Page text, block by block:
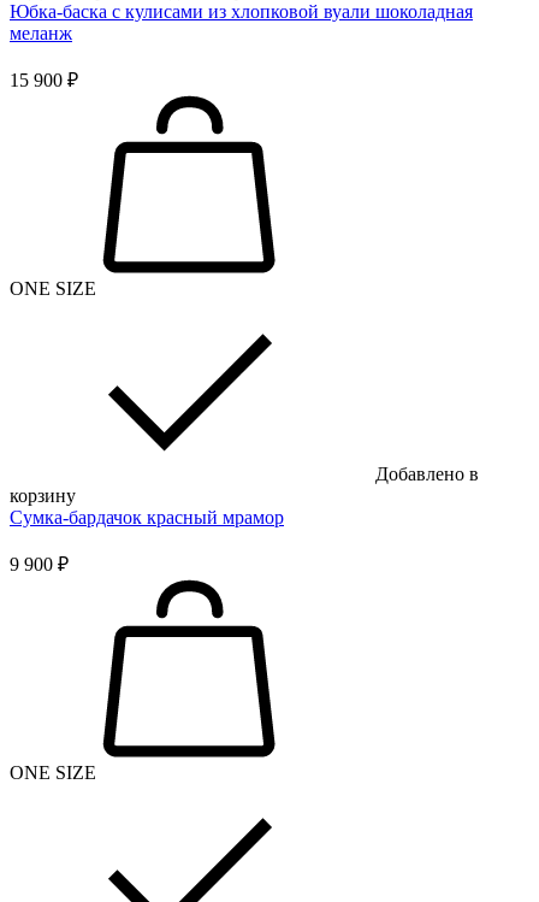
Юбка-баска с кулисами из хлопковой вуали шоколадная
меланж
15 900 ₽
ONE SIZE
Добавлено в
корзину
Сумка-бардачок красный мрамор
9 900 ₽
ONE SIZE